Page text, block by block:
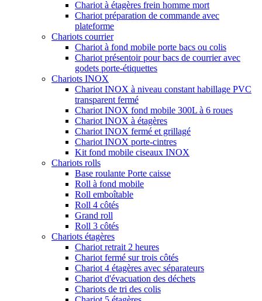
Chariot à étagères frein homme mort
Chariot préparation de commande avec
plateforme
Chariots courrier
Chariot à fond mobile porte bacs ou colis
Chariot présentoir pour bacs de courrier avec
godets porte-étiquettes
Chariots INOX
Chariot INOX à niveau constant habillage PVC
transparent fermé
Chariot INOX fond mobile 300L à 6 roues
Chariot INOX à étagères
Chariot INOX fermé et grillagé
Chariot INOX porte-cintres
Kit fond mobile ciseaux INOX
Chariots rolls
Base roulante Porte caisse
Roll à fond mobile
Roll emboîtable
Roll 4 côtés
Grand roll
Roll 3 côtés
Chariots étagères
Chariot retrait 2 heures
Chariot fermé sur trois côtés
Chariot 4 étagères avec séparateurs
Chariot d'évacuation des déchets
Chariots de tri des colis